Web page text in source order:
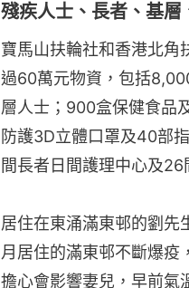
殘疾人士、長者、基
寶馬山扶輪社和香港北角
過60萬元物資，包括
層人士；900盒保健食品
防護3D立體口罩及40部
間長者日間護理中心及
居住在東涌滿東邨的劉先
月居住的滿東邨不斷爆疫
擔心會影響妻兒，早前氣